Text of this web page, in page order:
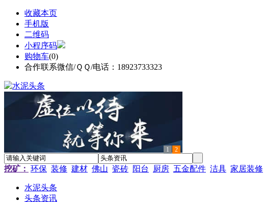
收藏本页
手机版
二维码
小程序码
购物车(0)
合作联系微信/ＱＱ/电话：18923733323
1 2
挖矿： 环保 装修 建材 佛山 瓷砖 阳台 厨房 五金配件 洁具 家居装修
水泥头条
头条资讯